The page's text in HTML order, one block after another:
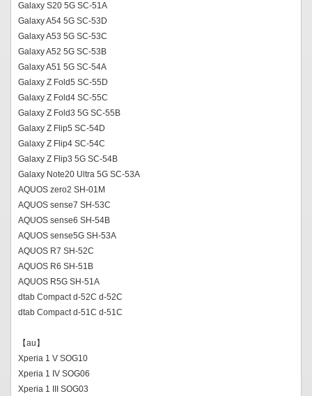
Galaxy S20 5G SC-51A
Galaxy A54 5G SC-53D
Galaxy A53 5G SC-53C
Galaxy A52 5G SC-53B
Galaxy A51 5G SC-54A
Galaxy Z Fold5 SC-55D
Galaxy Z Fold4 SC-55C
Galaxy Z Fold3 5G SC-55B
Galaxy Z Flip5 SC-54D
Galaxy Z Flip4 SC-54C
Galaxy Z Flip3 5G SC-54B
Galaxy Note20 Ultra 5G SC-53A
AQUOS zero2 SH-01M
AQUOS sense7 SH-53C
AQUOS sense6 SH-54B
AQUOS sense5G SH-53A
AQUOS R7 SH-52C
AQUOS R6 SH-51B
AQUOS R5G SH-51A
dtab Compact d-52C d-52C
dtab Compact d-51C d-51C
【au】
Xperia 1 V SOG10
Xperia 1 IV SOG06
Xperia 1 III SOG03